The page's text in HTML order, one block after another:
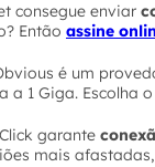
consegue enviar
Então assine
é um
a 1 Giga. Escolha
garante
mais